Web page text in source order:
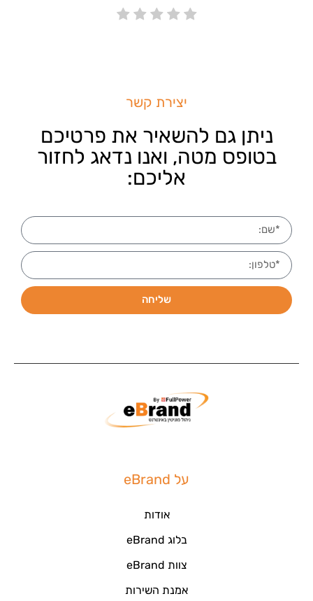
יצירת קשר
ניתן גם להשאיר את פרטיכם
בטופס מטה, ואנו נדאג לחזור
אליכם:
שליחה
על eBrand
אודות
בלוג eBrand
צוות eBrand
אמנת השירות